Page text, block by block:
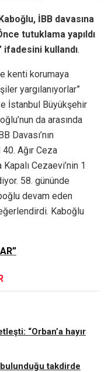
İBB davasına
tutuklama yapıldı
ifadesini kullandı.
kenti korumaya
yargılanıyorlar”
İstanbul Büyükşehir
da arasında
Davası’nın
Ağır Ceza
Cezaevi’nin 1
58. gününde
devam eden
Kaboğlu
“Orban’a hayır
takdirde